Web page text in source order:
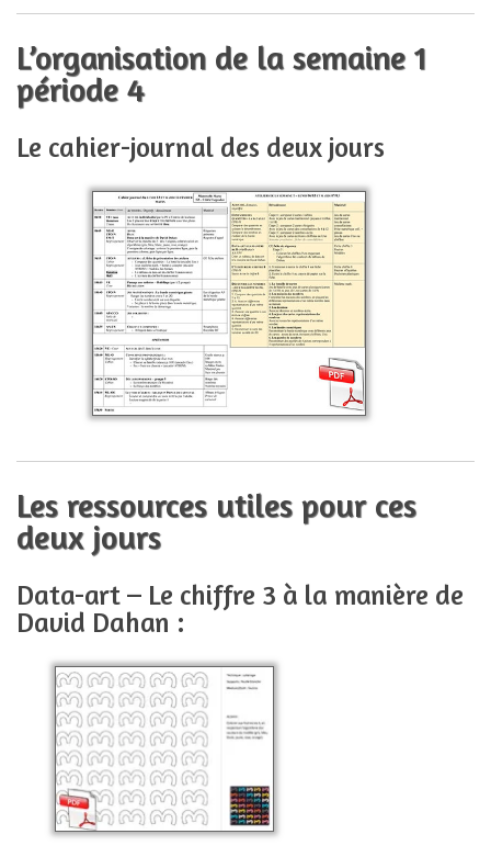
L’organisation de la semaine 1
période 4
Le cahier-journal des deux jours
Les ressources utiles pour ces
deux jours
Data-art – Le chiffre 3 à la manière de
David Dahan :